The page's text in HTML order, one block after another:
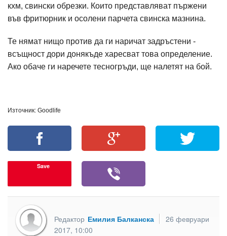
кхм, свински обрезки. Които представляват пържени
във фритюрник и осолени парчета свинска мазнина.
Те нямат нищо против да ги наричат задръстени -
всъщност дори донякъде харесват това определение.
Ако обаче ги наречете тесногръди, ще налетят на бой.
Източник: Goodlife
Save
Редактор Емилия Балканска
26 февруари
2017, 10:00